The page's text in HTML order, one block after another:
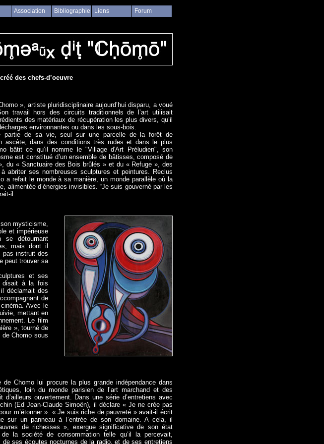
Association Bibliographie Liens Forum
des chefs-d’oeuvre
», artiste pluridisciplinaire aujourd’hui disparu, a voué
travail hors des circuits traditionnels de l’art utilisait
des matériaux de récupération les plus divers, qu’il
environnantes ou dans les sous-bois.
partie de sa vie, seul sur une parcelle de la forêt de
ascète, dans des conditions très rudes et dans le plus
bâtit ce qu’il nomme le "Village d'Art Préludien", son
est constitué d’un ensemble de bâtisses, composé de
du « Sanctuaire des Bois brûlés » et du « Refuge », des
abriter ses nombreuses sculptures et peintures. Reclus
a refait le monde à sa manière, un monde parallèle où la
alimentée d’énergies invisibles. “Je suis gouverné par les
il.
mysticisme,
et impérieuse
détournant
mais dont il
pas instruit des
peut trouver sa
et ses
disait à la fois
déclamait des
de
Avec le
mettant en
Le film
», tourné de
Chomo sous
de Chomo lui procure la plus grande indépendance dans
loin du monde parisien de l’art marchand et des
d’ailleurs ouvertement. Dans une série d’entretiens avec
(Ed Jean-Claude Simoën), il déclare « Je ne crée pas
m’étonner ». « Je suis riche de pauvreté » avait-il écrit
sur un panneau à l’entrée de son domaine. A cela, il
de richesses », exergue significative de son état
la société de consommation telle qu’il la percevait,
de ses écoutes nocturnes de la radio, et de ses entretiens